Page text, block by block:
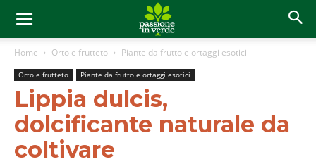
Home Orto e frutteto Piante da frutto e ortaggi esotici
Orto e frutteto Piante da frutto e ortaggi esotici
Lippia dulcis,
dolcificante naturale da
coltivare